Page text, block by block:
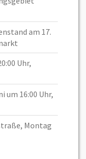
am 17.
Uhr,
um 16:00 Uhr,
Montag